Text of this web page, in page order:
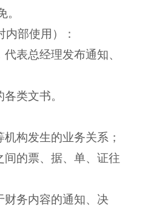
部使用）：
总经理发布通知、
类文书。
发生的业务关系；
的票、据、单、证往
务内容的通知、决